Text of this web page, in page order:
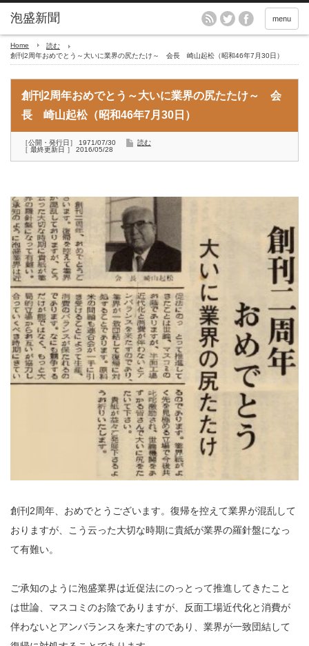
menu
Home
読む
創刊2周年おめでとう～大いに業界の尻たたけ～ 会長 崎山起松（昭和46年7月30日）
創刊2周年おめでとう～大いに業界の尻たたけ～ 会
長 崎山起松（昭和46年7月30日）
［公開・発行日］ 1971/07/30
［ 最終更新日 ］ 2016/05/28
読む
創刊2周年、おめでとうございます。復帰を控えて業界が混乱して
おりますが、こう云った大切な時期に貴紙が業界の羅針盤になっ
て有難い。
ご承知のように泡盛業界は近促法にのっとって推進してきたこと
は世論、マスコミのお陰でありますが、反面工場近代化と消費が
伴わないとアンバランスを来たすのであり、業界が一致団結して